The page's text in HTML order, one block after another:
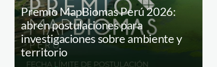
Premio MapBiomas Perú 2026:
abren postulaciones para
investigaciones sobre ambiente y
territorio